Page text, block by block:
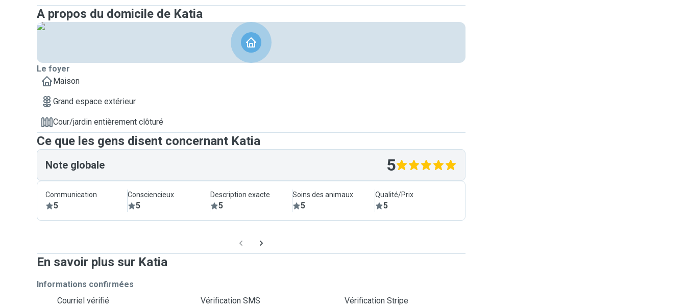
A propos du domicile de Katia
Le foyer
Maison
Grand espace extérieur
Cour/jardin entièrement clôturé
Ce que les gens disent concernant Katia
Note globale 5
Communication
5
Consciencieux
5
Description exacte
5
Soins des animaux
5
Qualité/Prix
5
En savoir plus sur Katia
Informations confirmées
Courriel vérifié
Vérification SMS Vérification Stripe